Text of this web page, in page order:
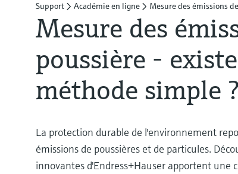
Support Académie en ligne Mesure des émissions
Mesure des
poussière -
méthode simple ?
La protection durable de l'environnement
émissions de poussières et de particules.
innovantes d'Endress+Hauser apportent une